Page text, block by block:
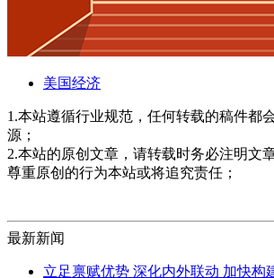
美国经济
1.本站遵循行业规范，任何转载的稿件都
源；
2.本站的原创文章，请转载时务必注明文
尊重原创的行为本站或将追究责任；
最新新闻
立足禀赋优势 深化内外联动 加快构